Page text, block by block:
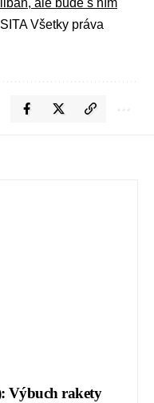
Všetky práva
Výbuch rakety